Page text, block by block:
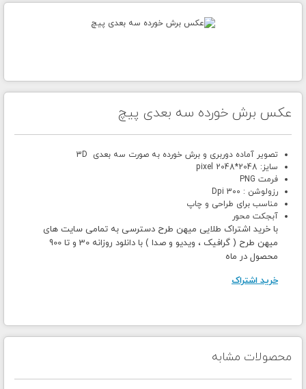
عکس برش خورده سه بعدی پیچ
تصویر آماده دوربری و برش خورده به صورت سه بعدی 3D
سایز: 2048*2048 pixel
فرمت PNG
رزولوشن : 300 Dpi
مناسب برای طراحی و چاپ
آبجکت محور
با خرید اشتراک طلایی میهن طرح دسترسی به تمامی سایت های
میهن طرح ( گرافیک ، ویدیو و صدا ) با دانلود روزانه 30 و تا 900
محصول در ماه
خرید اشتراک
محصولات مشابه